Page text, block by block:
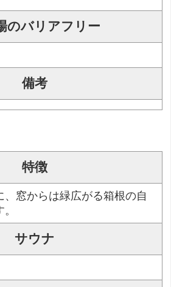
のバリアフリー
備考
特徴
、窓からは緑広がる箱根の自
サウナ